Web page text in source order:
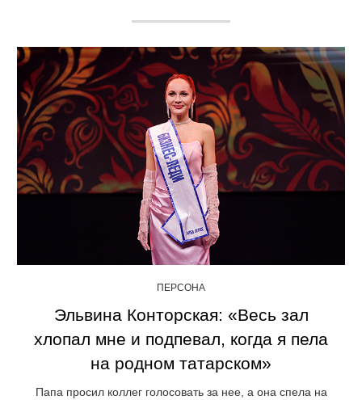
ПЕРСОНА
Эльвина Конторская: «Весь зал
хлопал мне и подпевал, когда я пела
на родном татарском»
Папа просил коллег голосовать за нее, а она спела на